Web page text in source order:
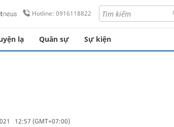
Hotline: 0916118822
lạ Quân sự Sự kiện
12:57 (GMT+07:00)